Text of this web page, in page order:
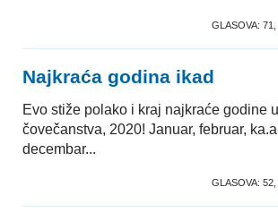
GLASOVA: 71
Najkraća godina ikad
Evo stiže polako i kraj najkraće godine
čovečanstva, 2020! Januar, februar,
decembar...
GLASOVA: 52